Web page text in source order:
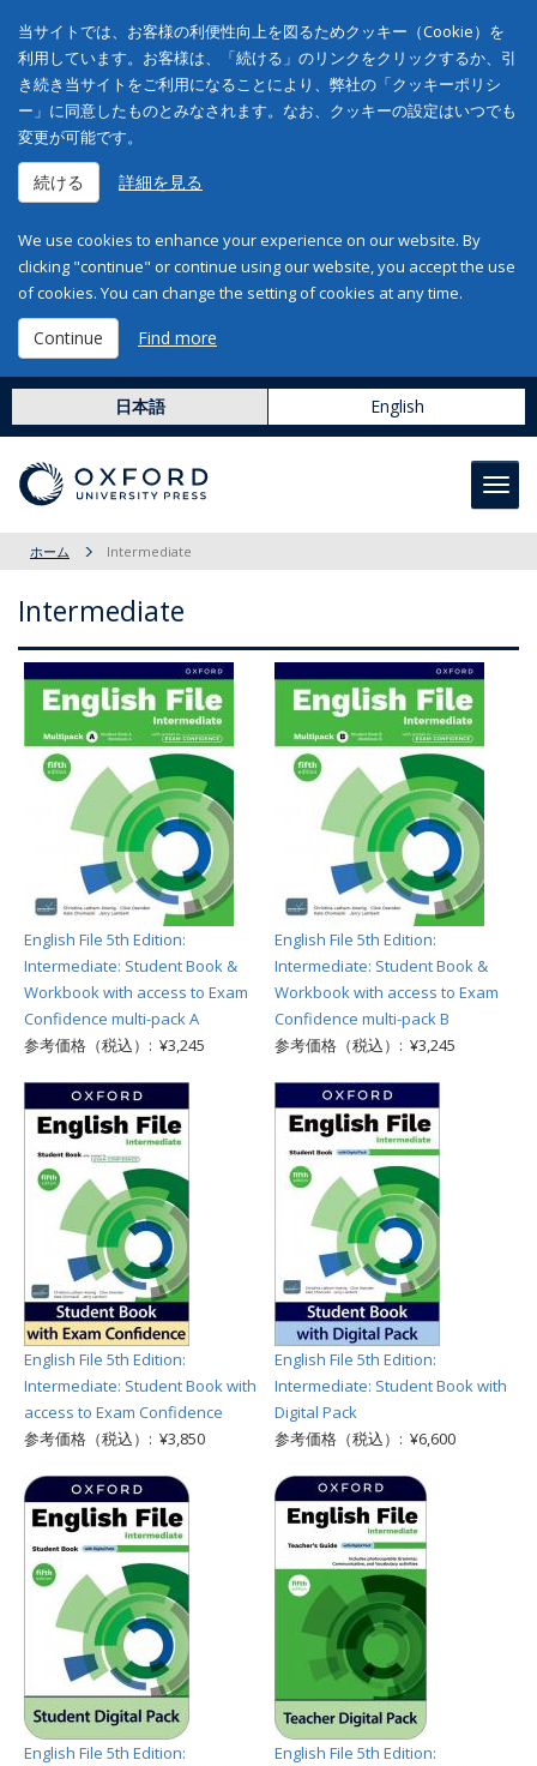
当サイトでは、お客様の利便性向上を図るためクッキー（Cookie）を
利用しています。お客様は、「続ける」のリンクをクリックするか、引
き続き当サイトをご利用になることにより、弊社の「クッキーポリシ
ー」に同意したものとみなされます。なお、クッキーの設定はいつでも
変更が可能です。
続ける 詳細を見る
We use cookies to enhance your experience on our website. By
clicking "continue" or continue using our website, you accept the use
of cookies. You can change the setting of cookies at any time.
Continue Find more
日本語 English
ホーム Intermediate
Intermediate
English File 5th Edition:
Intermediate: Student Book &
Workbook with access to Exam
Confidence multi-pack A
参考価格（税込）: ¥3,245
English File 5th Edition:
Intermediate: Student Book &
Workbook with access to Exam
Confidence multi-pack B
参考価格（税込）: ¥3,245
English File 5th Edition:
Intermediate: Student Book with
access to Exam Confidence
参考価格（税込）: ¥3,850
English File 5th Edition:
Intermediate: Student Book with
Digital Pack
参考価格（税込）: ¥6,600
English File 5th Edition:
English File 5th Edition: